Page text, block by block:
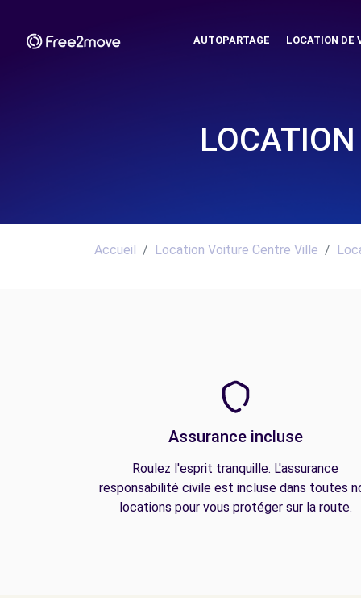
AUTOPARTAGE LOCATION DE
Accueil Location Voiture Centre Ville
Assurance incluse
Roulez l'esprit tranquille. L'assurance
responsabilité civile est incluse dans toutes
locations pour vous protéger sur la route.